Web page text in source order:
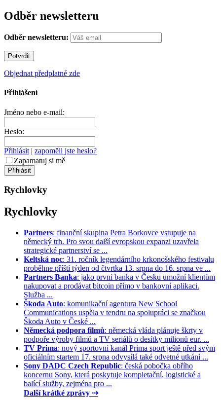
Odběr newsletteru
Odběr newsletteru:
Objednat předplatné zde
Přihlášení
Jméno nebo e-mail:
Heslo:
Přihlásit | zapoměli jste heslo?
Zapamatuj si mě
Rychlovky
Rychlovky
Partners: finanční skupina Petra Borkovce vstupuje na
německý trh. Pro svou další evropskou expanzi uzavřela
strategické partnerství se ...
Keltská noc: 31. ročník legendárního krkonošského festivalu
proběhne příští týden od čtvrtka 13. srpna do 16. srpna ve ...
Partners Banka: jako první banka v Česku umožní klientům
nakupovat a prodávat bitcoin přímo v bankovní aplikaci.
Služba ...
Škoda Auto: komunikační agentura New School
Communications uspěla v tendru na spolupráci se značkou
Škoda Auto v České ...
Německá podpora filmů: německá vláda plánuje škrty v
podpoře výroby filmů a TV seriálů o desítky milionů eur. ...
TV Prima: nový sportovní kanál Prima sport ještě před svým
oficiálním startem 17. srpna odvysílá také odvetné utkání ...
Sony DADC Czech Republic: česká pobočka obřího
koncernu Sony, která poskytuje kompletační, logistické a
balící služby, zejména pro ...
Další krátké zprávy ⇢